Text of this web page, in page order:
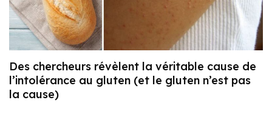
Des chercheurs révèlent la véritable cause de
l’intolérance au gluten (et le gluten n’est pas
la cause)